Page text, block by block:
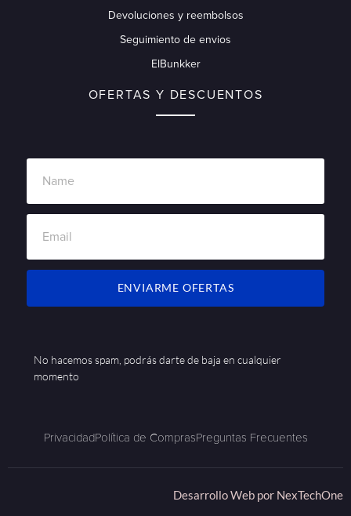
Devoluciones y reembolsos
Seguimiento de envios
ElBunkker
OFERTAS Y DESCUENTOS
ENVIARME OFERTAS
No hacemos spam, podrás darte de baja en cualquier
momento
PrivacidadPolítica de ComprasPreguntas Frecuentes
Desarrollo Web por NexTechOne